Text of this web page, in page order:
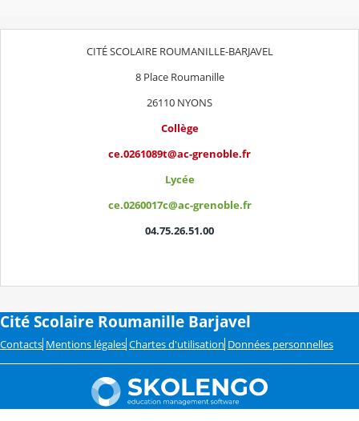
CITÉ SCOLAIRE ROUMANILLE-BARJAVEL
8 Place Roumanille
26110 NYONS
Collège
ce.0261089t@ac-grenoble.fr
Lycée
ce.0260017c@ac-grenoble.fr
04.75.26.51.00
Cité Scolaire Roumanille Barjavel
Contacts Mentions légales Chartes d'utilisation Données personnelles